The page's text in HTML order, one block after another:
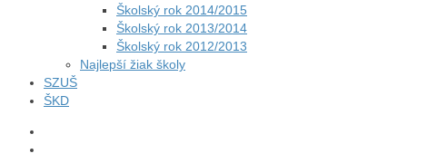
Školský rok 2014/2015
Školský rok 2013/2014
Školský rok 2012/2013
Najlepší žiak školy
SZUŠ
ŠKD